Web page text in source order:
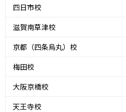
四日市校
滋賀南草津校
京都（四条烏丸）校
梅田校
大阪京橋校
天王寺校